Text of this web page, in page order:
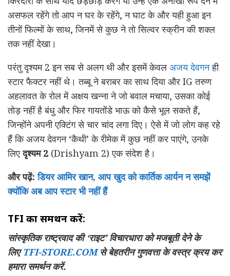
असफल रहेंगे तो आप न घर के रहेंगे, न घाट के और यही हुआ इन
तीनों फिल्मों के साथ, जिनमें से कुछ ने तो सिल्वर स्क्रीन की शक्ल
तक नहीं देखा।
परंतु दृश्यम 2 इन सब से अलग थी और इसमें केवल अजय देवगनही
स्टार फैक्टर नहीं थे। तब्बू ने बराबर का साथ दिया और IG तरुण
अहलावत के रोल में अक्षय खन्ना ने जो बवाल मचाया, उसका कोई
तोड़ नहीं है बंधु और फिर गायतोंडे भाऊ को कैसे भूल सकते हैं,
जिन्होंने अपनी एक्टिंग से चार चांद लगा दिए। ऐसे में जो लोग कह रहे
हैं कि अजय देवगन ‘कैथी’ के रीमेक में कुछ नहीं कर पाएंगे, उनके
लिएदृश्यम 2 (Drishyam 2) एक संदेश है।
और पढ़ें:डियर आमिर खान, आप खुद को कार्तिक आर्यन न समझें
क्योंकि अब आप स्टार भी नहीं हैं
TFI का समर्थन करें:
सांस्कृतिक राष्ट्रवाद की ‘राइट’ विचारधारा को मजबूती देने के
लिएTFI-STORE.COMसे बेहतरीन गुणवत्ता के वस्त्र क्रय कर
हमारा समर्थन करें.